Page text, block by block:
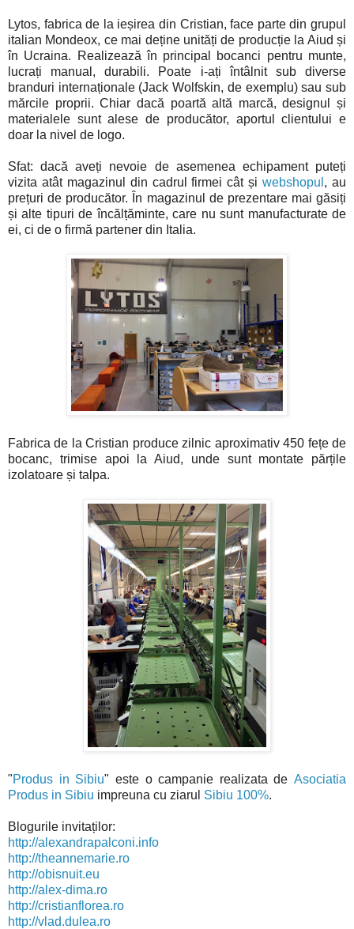
Lytos, fabrica de la ieșirea din Cristian, face parte din grupul
italian Mondeox, ce mai deține unități de producție la Aiud și
în Ucraina. Realizează în principal bocanci pentru munte,
lucrați manual, durabili. Poate i-ați întâlnit sub diverse
branduri internaționale (Jack Wolfskin, de exemplu) sau sub
mărcile proprii. Chiar dacă poartă altă marcă, designul și
materialele sunt alese de producător, aportul clientului e
doar la nivel de logo.
Sfat: dacă aveți nevoie de asemenea echipament puteți
vizita atât magazinul din cadrul firmei cât șiwebshopul , au
prețuri de producător. În magazinul de prezentare mai găsiți
și alte tipuri de încălțăminte, care nu sunt manufacturate de
ei, ci de o firmă partener din Italia.
Fabrica de la Cristian produce zilnic aproximativ 450 fețe de
bocanc, trimise apoi la Aiud, unde sunt montate părțile
izolatoare și talpa.
"Produs in Sibiu" este o campanie realizata de Asociatia
Produs in Sibiu impreuna cu ziarul Sibiu 100%.
Blogurile invitaților:
http://alexandrapalconi.info
http://theannemarie.ro
http://obisnuit.eu
http://alex-dima.ro
http://cristianflorea.ro
http://vlad.dulea.ro